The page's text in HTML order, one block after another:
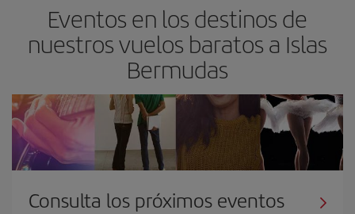
Eventos en los destinos de
nuestros vuelos baratos a Islas
Bermudas
Consulta los próximos eventos